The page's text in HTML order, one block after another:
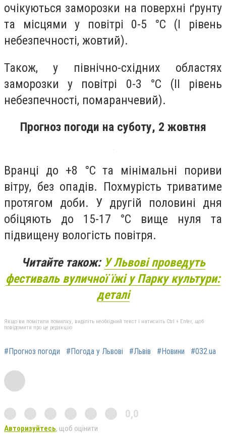
очікуються заморозки на поверхні ґрунту
та місцями у повітрі 0-5 °С (І рівень
небезпечності, жовтий).
Також, у північно-східних областях
заморозки у повітрі 0-3 °С (ІІ рівень
небезпечності, помаранчевий).
Прогноз погоди на суботу, 2 жовтня
Вранці до +8 °С та мінімальні пориви
вітру, без опадів. Похмурість триватиме
протягом доби. У другій половині дня
обіцяють до 15-17 °С вище нуля та
підвищену вологість повітря.
Читайте також: У Львові проведуть
фестиваль вуличної їжі у Парку культури:
деталі
Якщо ви помітили помилку, виділіть необхідний текст і натисніть Ctrl + Enter, щоб
повідомити про це редакцію
#Прогноз погоди #Погода у Львові #Львів #Новини #032.ua
0,0
Авторизуйтесь, щоб оцінити